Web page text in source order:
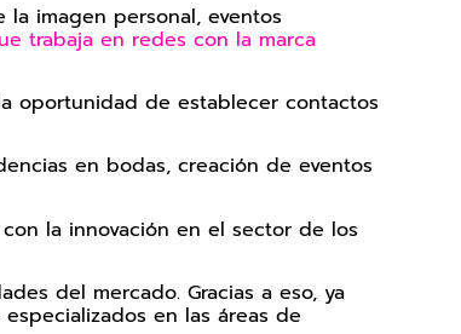
imagen personal, eventos
trabaja en redes con la marca
oportunidad de establecer contactos
en bodas, creación de eventos
la innovación en el sector de los
del mercado. Gracias a eso, ya
en las áreas de